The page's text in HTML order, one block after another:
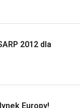
2012 dla
Europy!